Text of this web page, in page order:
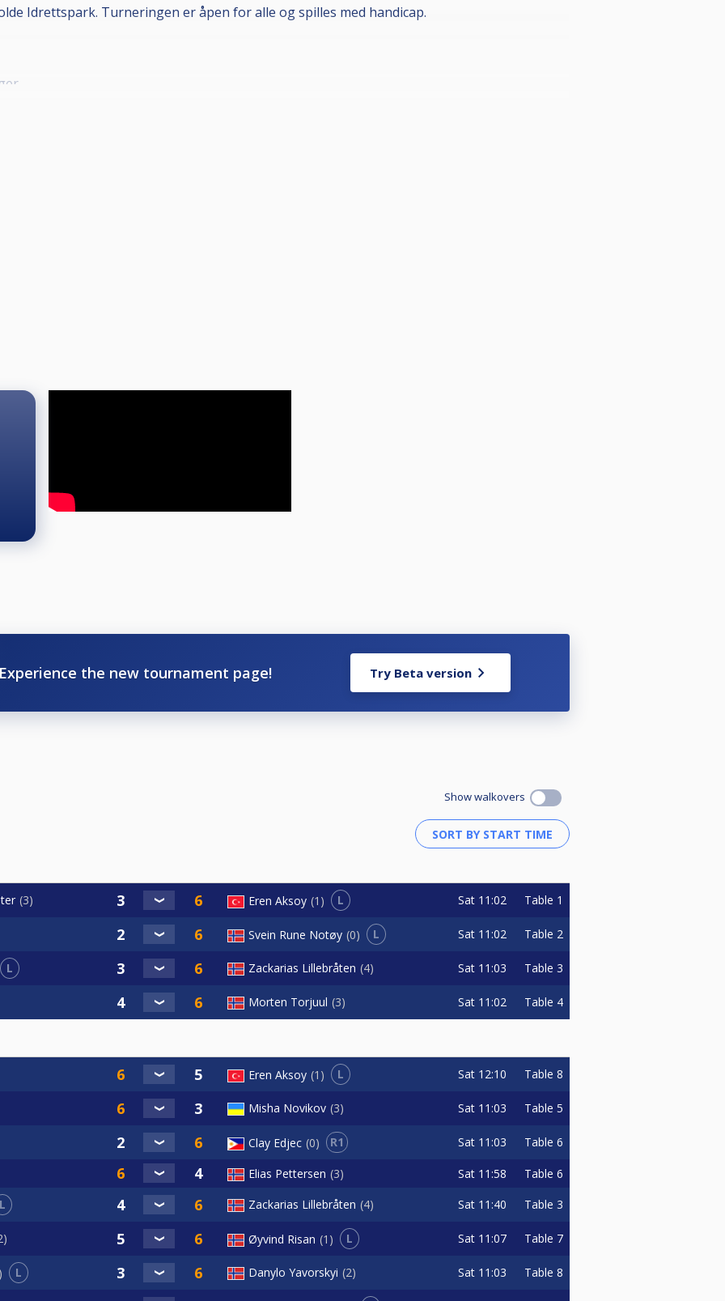
Idrettspark. Turneringen er åpen for alle og spilles med handicap.
eller lavere i HC spiller distanse 5
annenhver
for 1. div. spillere
(50/20)
Experience the new tournament page! Try Beta version
Show walkovers
3 Eren Aksoy 1 L Sat 11:02 Table 1
Svein Rune Notøy 0 L Sat 11:02 Table 2
L Zackarias Lillebråten 4 Sat 11:03 Table 3
Morten Torjuul 3 Sat 11:02 Table 4
Eren Aksoy 1 L Sat 12:10 Table 8
Misha Novikov 3 Sat 11:03 Table 5
Clay Edjec 0 R1 Sat 11:03 Table 6
Elias Pettersen 3 Sat 11:58 Table 6
L Zackarias Lillebråten 4 Sat 11:40 Table 3
Øyvind Risan 1 L Sat 11:07 Table 7
L Danylo Yavorskyi 2 Sat 11:03 Table 8